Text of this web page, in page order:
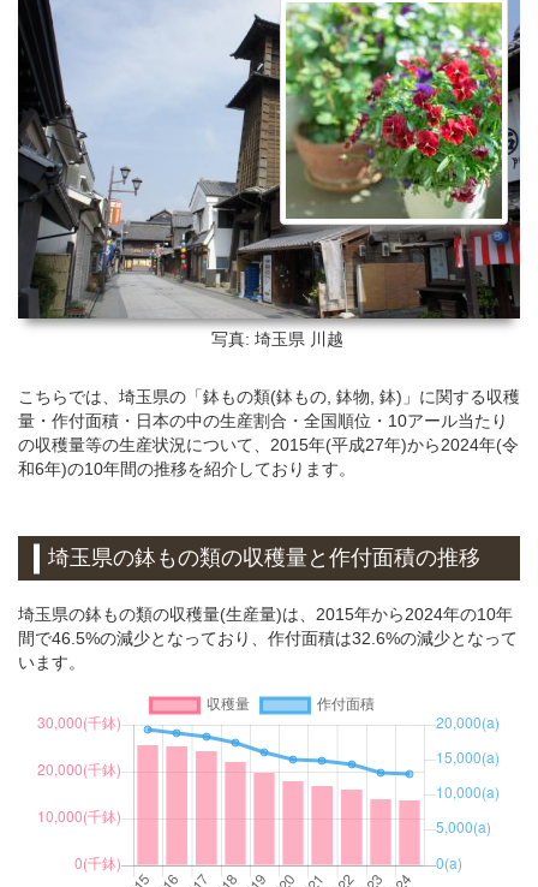
写真: 埼玉県 川越
こちらでは、埼玉県の「鉢もの類(鉢もの, 鉢物, 鉢)」に関する収穫
量・作付面積・日本の中の生産割合・全国順位・10アール当たり
の収穫量等の生産状況について、2015年(平成27年)から2024年(令
和6年)の10年間の推移を紹介しております。
埼玉県の鉢もの類の収穫量と作付面積の推移
埼玉県の鉢もの類の収穫量(生産量)は、2015年から2024年の10年
間で46.5%の減少となっており、作付面積は32.6%の減少となって
います。